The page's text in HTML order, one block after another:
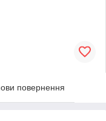
повернення